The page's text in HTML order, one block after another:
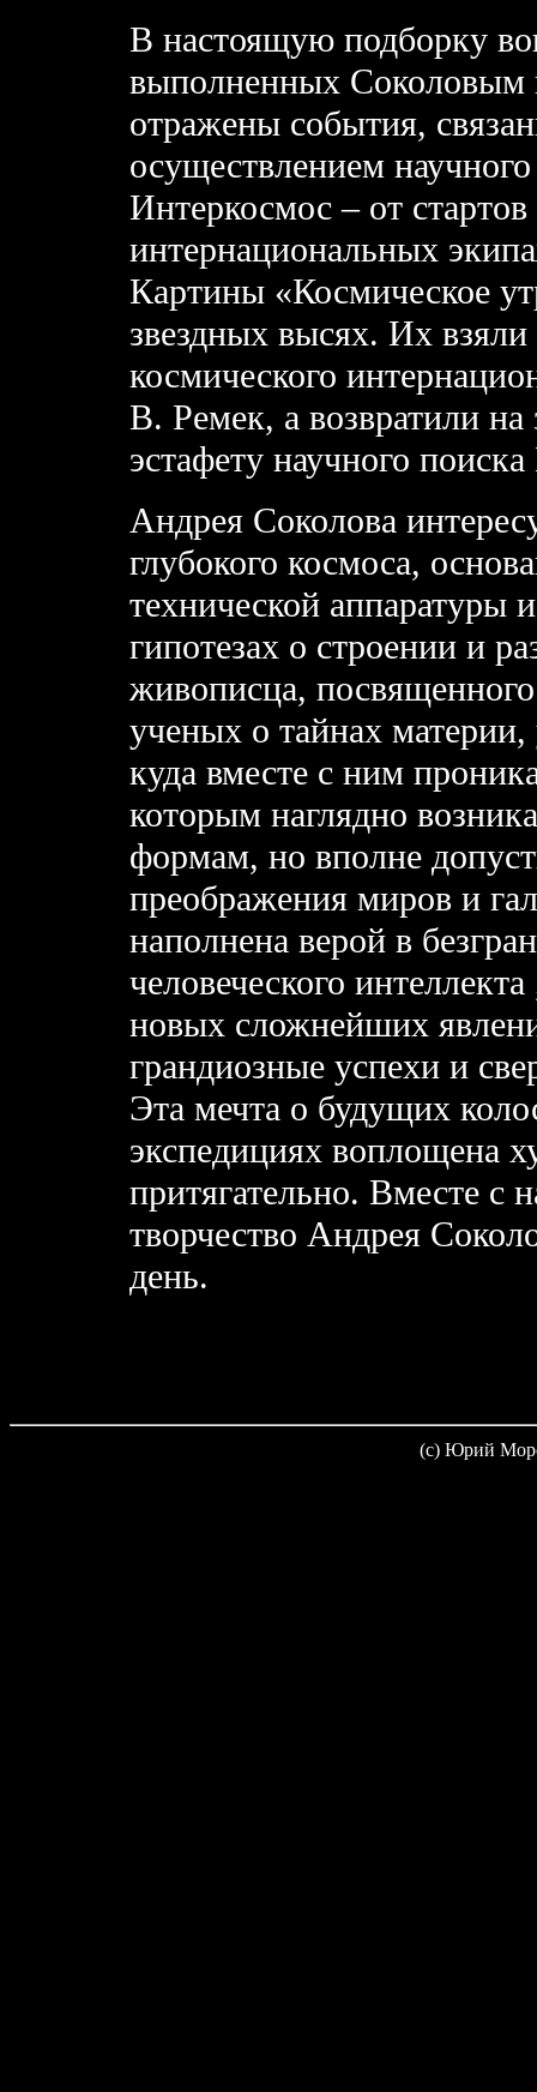
В настоящую подборку
выполненных Соколовым
отражены события,
осуществлением
Интеркосмос – от
интернациональных
Картины «Космическое
звездных высях. Их
космического
В. Ремек, а возвратили
эстафету научного
Андрея Соколова
глубокого космоса,
технической аппаратуры
гипотезах о строении и
живописца,
ученых о тайнах
куда вместе с ним
которым наглядно
формам, но вполне
преображения миров и
наполнена верой в
человеческого
новых сложнейших
грандиозные успехи и
Эта мечта о будущих
экспедициях воплощена
притягательно. Вместе с
творчество Андрея
день.
(c) Юрий